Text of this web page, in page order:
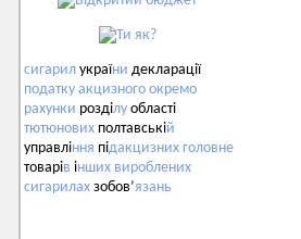
сигарил україни декларації
податку акцизного окремо
рахунки розділу області
тютюнових полтавській
управління підакцизних головне
товарів інших вироблених
сигарилах зобов’язань